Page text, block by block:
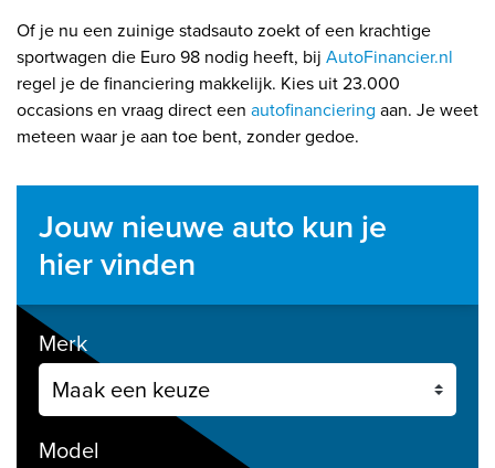
Of je nu een zuinige stadsauto zoekt of een krachtige
sportwagen die Euro 98 nodig heeft, bij AutoFinancier.nl
regel je de financiering makkelijk. Kies uit 23.000
occasions en vraag direct een autofinanciering aan. Je weet
meteen waar je aan toe bent, zonder gedoe.
Jouw nieuwe auto kun je
hier vinden
Merk
Model